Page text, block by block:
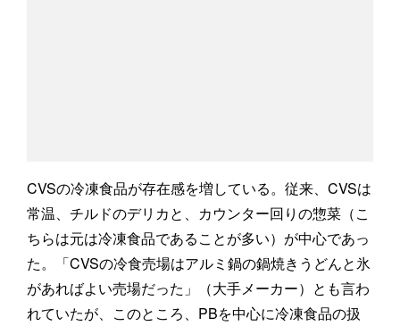
CVSの冷凍食品が存在感を増している。従来、CVSは
常温、チルドのデリカと、カウンター回りの惣菜（こ
ちらは元は冷凍食品であることが多い）が中心であっ
た。「CVSの冷食売場はアルミ鍋の鍋焼きうどんと氷
があればよい売場だった」（大手メーカー）とも言わ
れていたが、このところ、PBを中心に冷凍食品の扱